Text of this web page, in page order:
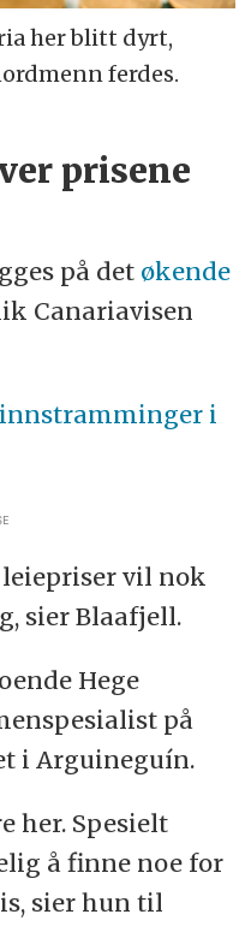
her blitt dyrt,
ferdes.
prisene
på det økende
Canariavisen
innstramminger i
vil nok
sier Blaafjell.
Hege
på
i Arguineguín.
her. Spesielt
å finne noe for
sier hun til